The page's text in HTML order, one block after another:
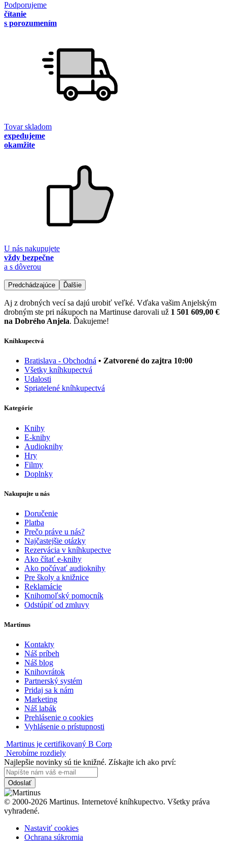
Podporujeme
čítanie
s porozumením
Tovar skladom
expedujeme
okamžite
U nás nakupujete
vždy bezpečne
a s dôverou
Predchádzajúce Ďalšie
Aj z drobných vecí sa dajú urobiť veľké. Vďaka vašim Anjelským
drobným ste pri nákupoch na Martinuse darovali už 1 501 609,00 €
na Dobrého Anjela. Ďakujeme!
Kníhkupectvá
Bratislava - Obchodná • Zatvorené do zajtra 10:00
Všetky kníhkupectvá
Udalosti
Spriatelené kníhkupectvá
Kategórie
Knihy
E-knihy
Audioknihy
Hry
Filmy
Doplnky
Nakupujte u nás
Doručenie
Platba
Prečo práve u nás?
Najčastejšie otázky
Rezervácia v kníhkupectve
Ako čítať e-knihy
Ako počúvať audioknihy
Pre školy a knižnice
Reklamácie
Knihomoľský pomocník
Odstúpiť od zmluvy
Martinus
Kontakty
Náš príbeh
Náš blog
Knihovrátok
Partnerský systém
Pridaj sa k nám
Marketing
Náš labák
Prehlásenie o cookies
Vyhlásenie o prístupnosti
Martinus je certifikovaný B Corp
Nerobíme rozdiely
Najlepšie novinky sú tie knižné. Získajte ich ako prví:
Odoslať
© 2000-2026 Martinus. Internetové kníhkupectvo. Všetky práva
vyhradené.
Nastaviť cookies
Ochrana súkromia